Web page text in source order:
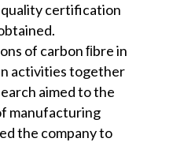
quality certification
of carbon ﬁbre in
activities together
aimed to the
manufacturing
the company to